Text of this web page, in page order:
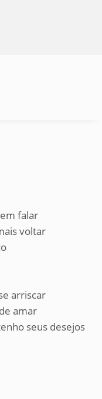
falar
voltar
arriscar
amar
seus desejos